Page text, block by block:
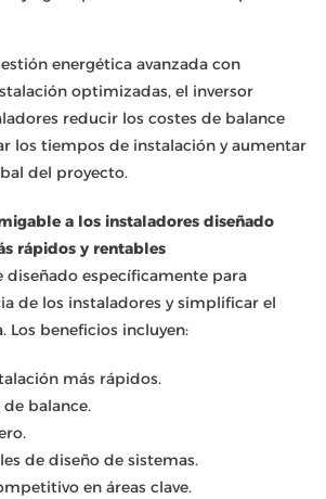
energética avanzada con
optimizadas, el inversor
reducir los costes de balance
los tiempos de instalación y aumentar
del proyecto.
a los instaladores diseñado
rápidos y rentables
diseñado específicamente para
de los instaladores y simplificar el
Los beneficios incluyen:
más rápidos.
balance.
de diseño de sistemas.
en áreas clave.